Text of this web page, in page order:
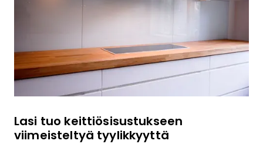
Lasi tuo keittiösisustukseen
viimeisteltyä tyylikkyyttä